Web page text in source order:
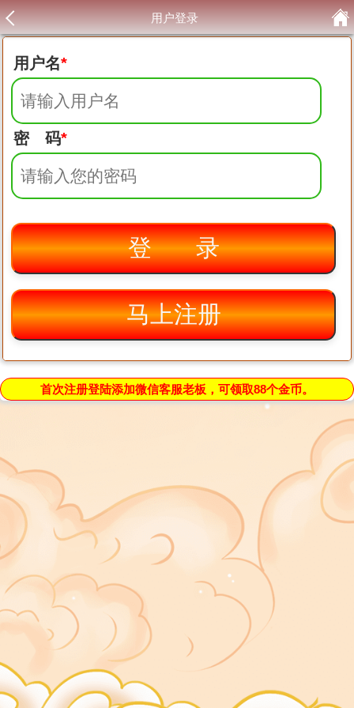
用户登录
用户名*
密 码*
首次注册登陆添加微信客服老板，可领取88个金币。